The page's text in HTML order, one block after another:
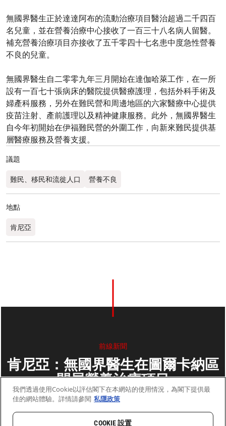
無國界醫生正於達達阿布的流動治療項目醫治超過二千四百
名兒童，並在營養治療中心接收了一百三十八名病人留醫。
補充營養治療項目亦接收了五千零四十七名患中度急性營養
不良的兒童。
無國界醫生自二零零九年三月開始在達伽哈萊工作，在一所
設有一百七十張病床的醫院提供醫療護理，包括外科手術及
婦產科服務，另外在難民營和周邊地區的六家醫療中心提供
疫苗注射、產前護理以及精神健康服務。此外，無國界醫生
自今年初開始在伊福難民營的外圍工作，向新來難民提供基
層醫療服務及營養支援。
議題
難民、移民和流徙人口 營養不良
地點
肯尼亞
前線新聞
肯尼亞：無國界醫生在圖爾卡納區
開展營養治療項目
2011年7月29日
我們透過使用Cookie以評估閣下在本網站的使用情況，為閣下提供最
佳的網站體驗。詳情請參閱 私隱政策
COOKIE 設置